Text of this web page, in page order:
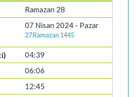
Ramazan 28
07 Nisan 2024 - Pazar
27 Ramazan 1445
04:39
06:06
12:45